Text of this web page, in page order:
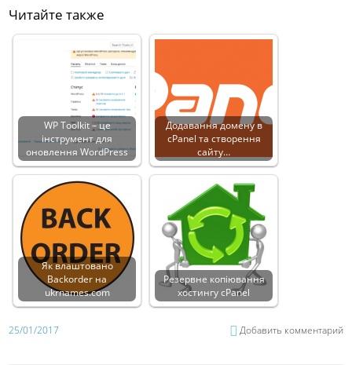
Читайте также
WP Toolkit – це
інструмент для
оновлення WordPress
Додавання домену в
cPanel та створення
сайту…
Як влаштовано
Backorder на
ukrnames.com
Резервне копіювання
хостингу cPanel
25/01/2017 Добавить комментарий